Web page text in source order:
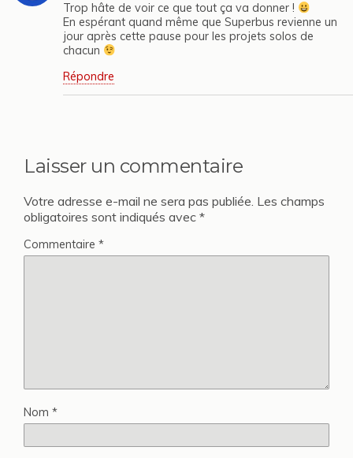
Trop hâte de voir ce que tout ça va donner !
En espérant quand même que Superbus revienne un
jour après cette pause pour les projets solos de
chacun
Répondre
Laisser un commentaire
Votre adresse e-mail ne sera pas publiée. Les champs
obligatoires sont indiqués avec *
Commentaire *
Nom *